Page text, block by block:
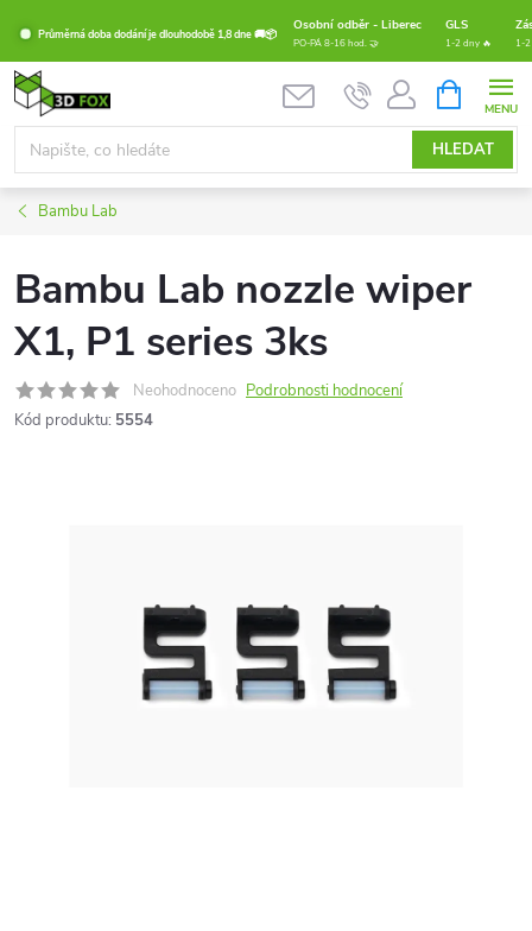
obsah
Průměrná doba dodání je dlouhodobě 1,8 dne 🚚📦
Osobní odběr - Liberec GLS
PO-PÁ 8-16 hod. 🤝 1-2 dny 🔥 1-
HLEDAT
NÁKUPNÍ
KOŠÍK
Bambu Lab
Bambu Lab nozzle wiper
X1, P1 series 3ks
Neohodnoceno Podrobnosti hodnocení
Kód produktu: 5554